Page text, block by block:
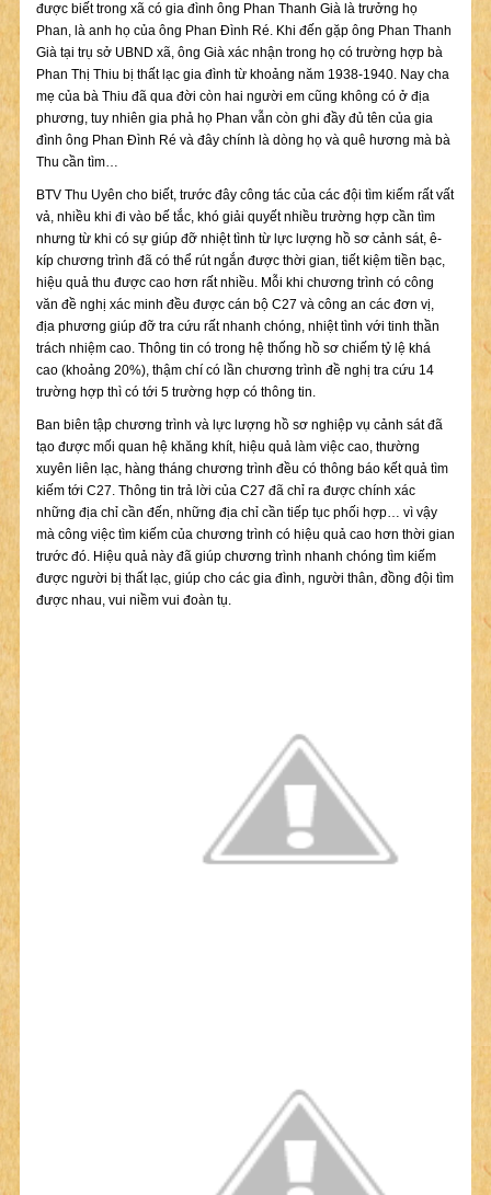
được biết trong xã có gia đình ông Phan Thanh Già là trưởng họ
Phan, là anh họ của ông Phan Đình Ré. Khi đến gặp ông Phan Thanh
Già tại trụ sở UBND xã, ông Già xác nhận trong họ có trường hợp bà
Phan Thị Thiu bị thất lạc gia đình từ khoảng năm 1938-1940. Nay cha
mẹ của bà Thiu đã qua đời còn hai người em cũng không có ở địa
phương, tuy nhiên gia phả họ Phan vẫn còn ghi đầy đủ tên của gia
đình ông Phan Đình Ré và đây chính là dòng họ và quê hương mà bà
Thu cần tìm…
BTV Thu Uyên cho biết, trước đây công tác của các đội tìm kiếm rất vất
vả, nhiều khi đi vào bế tắc, khó giải quyết nhiều trường hợp cần tìm
nhưng từ khi có sự giúp đỡ nhiệt tình từ lực lượng hồ sơ cảnh sát, ê-
kíp chương trình đã có thể rút ngắn được thời gian, tiết kiệm tiền bạc,
hiệu quả thu được cao hơn rất nhiều. Mỗi khi chương trình có công
văn đề nghị xác minh đều được cán bộ C27 và công an các đơn vị,
địa phương giúp đỡ tra cứu rất nhanh chóng, nhiệt tình với tinh thần
trách nhiệm cao. Thông tin có trong hệ thống hồ sơ chiếm tỷ lệ khá
cao (khoảng 20%), thậm chí có lần chương trình đề nghị tra cứu 14
trường hợp thì có tới 5 trường hợp có thông tin.
Ban biên tập chương trình và lực lượng hồ sơ nghiệp vụ cảnh sát đã
tạo được mối quan hệ khăng khít, hiệu quả làm việc cao, thường
xuyên liên lạc, hàng tháng chương trình đều có thông báo kết quả tìm
kiếm tới C27. Thông tin trả lời của C27 đã chỉ ra được chính xác
những địa chỉ cần đến, những địa chỉ cần tiếp tục phối hợp… vì vậy
mà công việc tìm kiếm của chương trình có hiệu quả cao hơn thời gian
trước đó. Hiệu quả này đã giúp chương trình nhanh chóng tìm kiếm
được người bị thất lạc, giúp cho các gia đình, người thân, đồng đội tìm
được nhau, vui niềm vui đoàn tụ.